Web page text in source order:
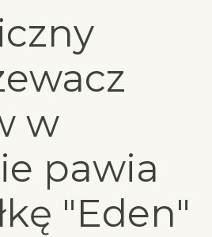
w
pawia
"Eden"